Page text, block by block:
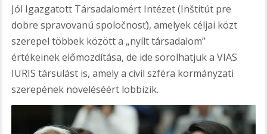
Jól Igazgatott Társadalomért Intézet (Inštitút pre
dobre spravovanú spoločnosť), amelyek céljai közt
szerepel többek között a „nyílt társadalom”
értékeinek előmozdítása, de ide sorolhatjuk a VIAS
IURIS társulást is, amely a civil szféra kormányzati
szerepének növeléséért lobbizik.